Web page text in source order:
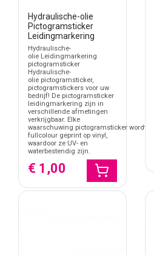
Hydraulische-olie
Pictogramsticker
Leidingmarkering
Hydraulische-
olie Leidingmarkering
pictogramsticker
Hydraulische-
olie pictogramsticker,
pictogramstickers voor uw
bedrijf! De pictogramsticker
leidingmarkering zijn in
verschillende afmetingen
verkrijgbaar. Elke
waarschuwing pictogramsticker wordt
fullcolour geprint op vinyl,
waardoor ze UV- en
waterbestendig zijn.
€ 1,00